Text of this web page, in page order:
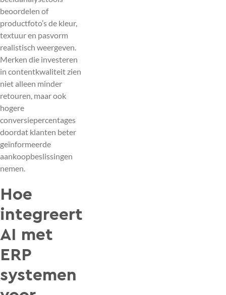
beoordelen of
productfoto’s de kleur,
textuur en pasvorm
realistisch weergeven.
Merken die investeren
in contentkwaliteit zien
niet alleen minder
retouren, maar ook
hogere
conversiepercentages
doordat klanten beter
geïnformeerde
aankoopbeslissingen
nemen.
Hoe
integreert
AI met
ERP
systemen